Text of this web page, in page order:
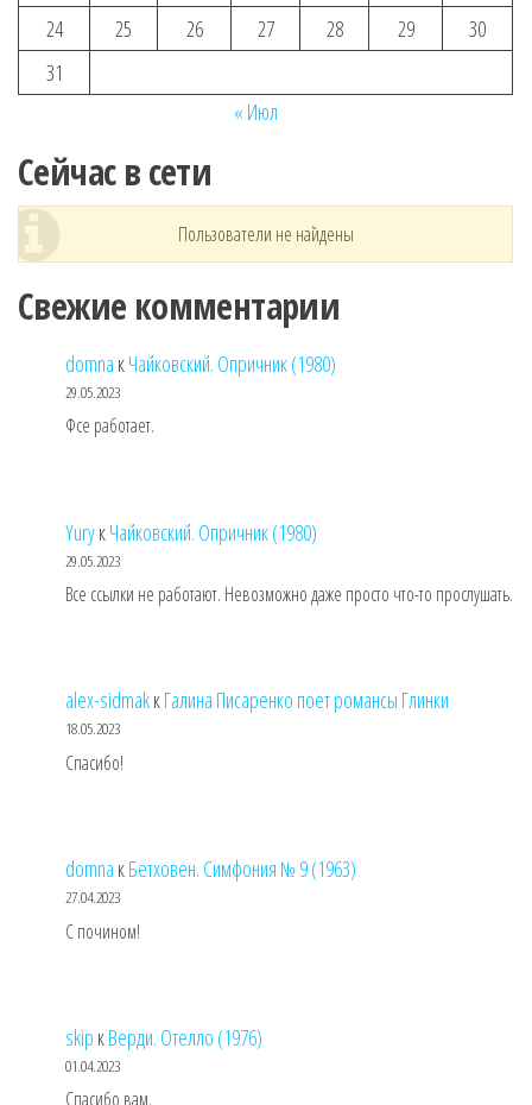
24
25 26 27 28 29
30
31
« Июл
Сейчас в сети
Пользователи не найдены
Свежие комментарии
domna кЧайковский. Опричник (1980)
29.05.2023
Фсе работает.
YuryкЧайковский. Опричник (1980)
29.05.2023
Все ссылки не работают. Невозможно даже просто что-то прослушать.
alex-sidmakкГалина Писаренко поет романсы Глинки
18.05.2023
Спасибо!
domna кБетховен. Симфония № 9 (1963)
27.04.2023
С почином!
skip кВерди. Отелло (1976)
01.04.2023
Спасибо вам.